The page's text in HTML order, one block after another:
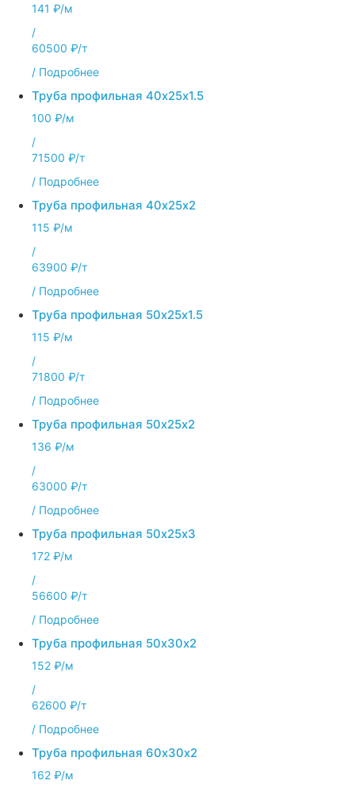
141 ₽/м
/
60500 ₽/т
/ Подробнее
Труба профильная 40х25х1.5
100 ₽/м
/
71500 ₽/т
/ Подробнее
Труба профильная 40х25х2
115 ₽/м
/
63900 ₽/т
/ Подробнее
Труба профильная 50х25х1.5
115 ₽/м
/
71800 ₽/т
/ Подробнее
Труба профильная 50х25х2
136 ₽/м
/
63000 ₽/т
/ Подробнее
Труба профильная 50х25х3
172 ₽/м
/
56600 ₽/т
/ Подробнее
Труба профильная 50х30х2
152 ₽/м
/
62600 ₽/т
/ Подробнее
Труба профильная 60х30х2
162 ₽/м